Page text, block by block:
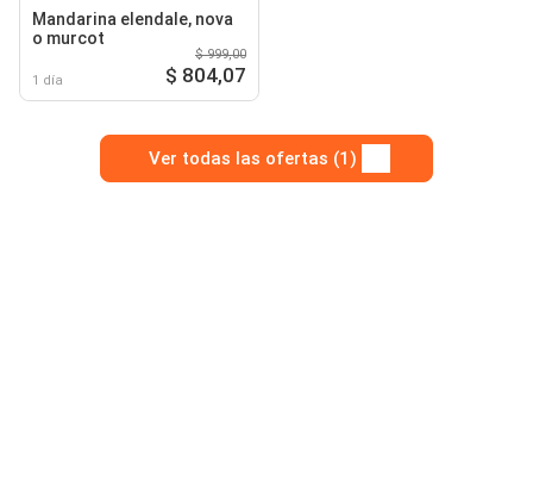
Mandarina elendale, nova
o murcot
1 día
$ 999,00
$ 804,07
Ver todas las ofertas (1)